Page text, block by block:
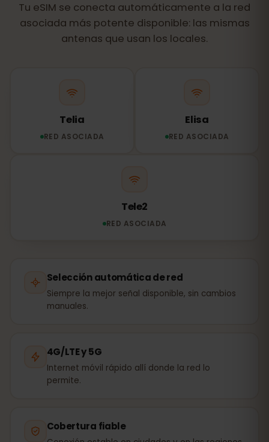
Tu eSIM se conecta automáticamente a la red
asociada más potente disponible: las mismas
antenas que usan los locales.
Telia
RED ASOCIADA
Elisa
RED ASOCIADA
Tele2
RED ASOCIADA
Selección automática de red
Siempre la mejor señal disponible, sin cambios
manuales.
4G/LTE y 5G
Internet móvil rápido allí donde la red lo
permite.
Cobertura fiable